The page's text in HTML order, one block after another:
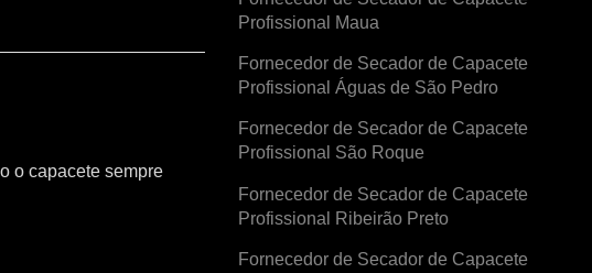
o capacete sempre
Profissional Maua
Fornecedor de Secador de Capacete
Profissional Águas de São Pedro
Fornecedor de Secador de Capacete
Profissional São Roque
Fornecedor de Secador de Capacete
Profissional Ribeirão Preto
Fornecedor de Secador de Capacete